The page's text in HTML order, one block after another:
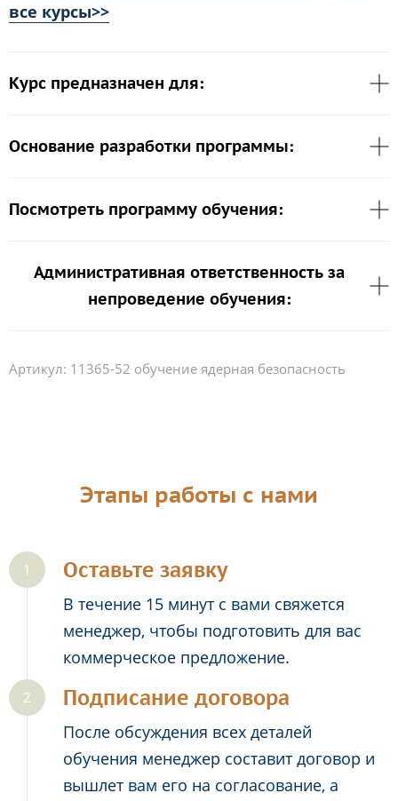
все курсы>>
Курс предназначен для:
Основание разработки программы:
Посмотреть программу обучения:
Административная ответственность за
непроведение обучения:
Артикул: 11365-52 обучение ядерная безопасность
Этапы работы с нами
Оставьте заявку
В течение 15 минут с вами свяжется
менеджер, чтобы подготовить для вас
коммерческое предложение.
Подписание договора
После обсуждения всех деталей
обучения менеджер составит договор и
вышлет вам его на согласование, а